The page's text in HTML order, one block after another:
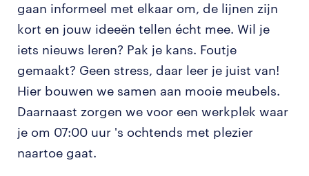
gaan informeel met elkaar om, de lijnen zijn
kort en jouw ideeën tellen écht mee. Wil je
iets nieuws leren? Pak je kans. Foutje
gemaakt? Geen stress, daar leer je juist van!
Hier bouwen we samen aan mooie meubels.
Daarnaast zorgen we voor een werkplek waar
je om 07:00 uur 's ochtends met plezier
naartoe gaat.